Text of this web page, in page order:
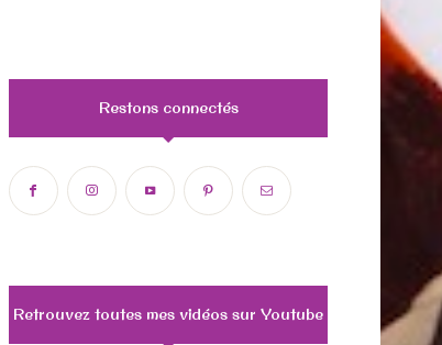
Restons connectés
Retrouvez toutes mes vidéos sur Youtube